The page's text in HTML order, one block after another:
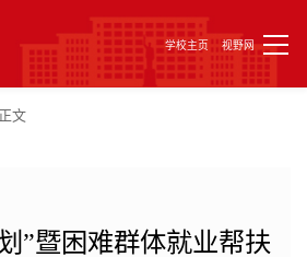
学校主页 视野网
正文
”暨困难群体就业帮扶